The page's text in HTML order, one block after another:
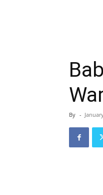
By -